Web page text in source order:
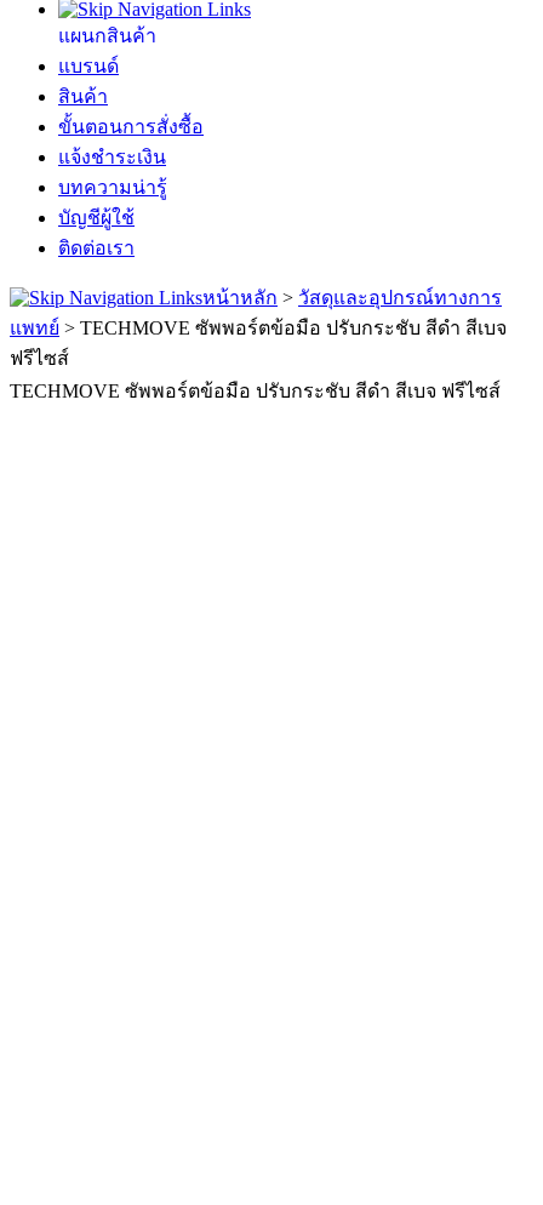
แผนกสินค้า
แบรนด์
สินค้า
ขั้นตอนการสั่งซื้อ
แจ้งชำระเงิน
บทความน่ารู้
บัญชีผู้ใช้
ติดต่อเรา
หน้าหลัก > วัสดุและอุปกรณ์ทางการ
แพทย์ > TECHMOVE ซัพพอร์ตข้อมือ ปรับกระชับ สีดำ สีเบจ
ฟรีไซส์
TECHMOVE ซัพพอร์ตข้อมือ ปรับกระชับ สีดำ สีเบจ ฟรีไซส์